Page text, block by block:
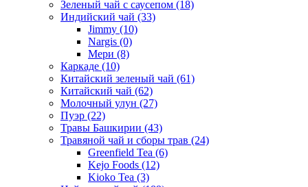
Зеленый чай с саусепом (18)
Индийский чай (33)
Jimmy (10)
Nargis (0)
Мери (8)
Каркаде (10)
Китайский зеленый чай (61)
Китайский чай (62)
Молочный улун (27)
Пуэр (22)
Травы Башкирии (43)
Травяной чай и сборы трав (24)
Greenfield Tea (6)
Kejo Foods (12)
Kioko Tea (3)